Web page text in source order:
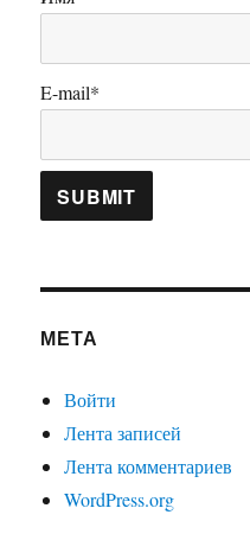
E-mail*
МЕТА
Войти
Лента записей
Лента комментариев
WordPress.org